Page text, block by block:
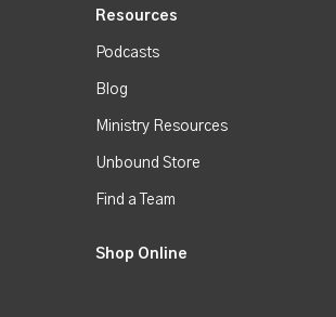
Resources
Podcasts
Blog
Ministry Resources
Unbound Store
Find a Team
Shop Online